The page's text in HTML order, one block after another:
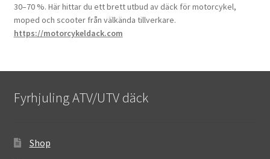
30–70 %. Här hittar du ett brett utbud av däck för motorcykel,
moped och scooter från välkända tillverkare.
https://motorcykeldack.com
Fyrhjuling ATV/UTV däck
Shop